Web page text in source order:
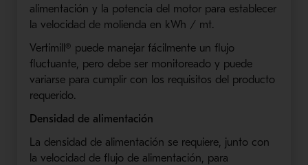
alimentación y la potencia del motor para establecer
la velocidad de molienda en kWh / mt.
Vertimill® puede manejar fácilmente un flujo
fluctuante, pero debe ser monitoreado y puede
variarse para cumplir con los requisitos del producto
requerido.
Densidad de alimentación
La densidad de alimentación se requiere, junto con
la velocidad de flujo de alimentación, para